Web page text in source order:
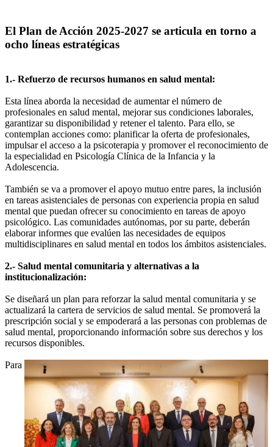
El Plan de Acción 2025-2027 se articula en torno a
ocho líneas estratégicas
1.- Refuerzo de recursos humanos en salud mental:
Esta línea aborda la necesidad de aumentar el número de
profesionales en salud mental, mejorar sus condiciones laborales,
garantizar su disponibilidad y retener el talento. Para ello, se
contemplan acciones como: planificar la oferta de profesionales,
impulsar el acceso a la psicoterapia y promover el reconocimiento de
la especialidad en Psicología Clínica de la Infancia y la
Adolescencia.
También se va a promover el apoyo mutuo entre pares, la inclusión
en tareas asistenciales de personas con experiencia propia en salud
mental que puedan ofrecer su conocimiento en tareas de apoyo
psicológico. Las comunidades autónomas, por su parte, deberán
elaborar informes que evalúen las necesidades de equipos
multidisciplinares en salud mental en todos los ámbitos asistenciales.
2.- Salud mental comunitaria y alternativas a la
institucionalización:
Se diseñará un plan para reforzar la salud mental comunitaria y se
actualizará la cartera de servicios de salud mental. Se promoverá la
prescripción social y se empoderará a las personas con problemas de
salud mental, proporcionando información sobre sus derechos y los
recursos disponibles.
Para